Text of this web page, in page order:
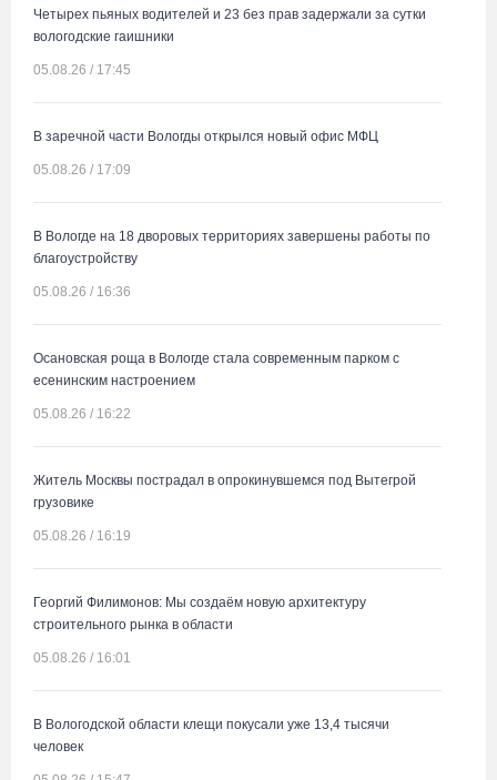
Четырех пьяных водителей и 23 без прав задержали за сутки
вологодские гаишники
05.08.26 / 17:45
В заречной части Вологды открылся новый офис МФЦ
05.08.26 / 17:09
В Вологде на 18 дворовых территориях завершены работы по
благоустройству
05.08.26 / 16:36
Осановская роща в Вологде стала современным парком с
есенинским настроением
05.08.26 / 16:22
Житель Москвы пострадал в опрокинувшемся под Вытегрой
грузовике
05.08.26 / 16:19
Георгий Филимонов: Мы создаём новую архитектуру
строительного рынка в области
05.08.26 / 16:01
В Вологодской области клещи покусали уже 13,4 тысячи
человек